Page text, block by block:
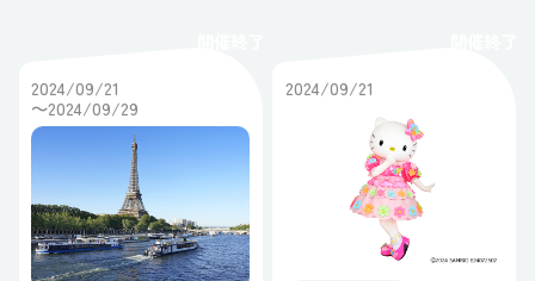
ギャラリー
オープンスペース
ブース
すべてのスペース
2024/09/21
～2024/09/29
2024/09/21